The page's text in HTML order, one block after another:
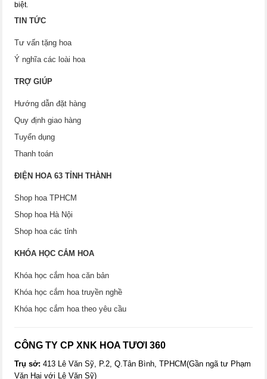
biệt.
TIN TỨC
Tư vấn tặng hoa
Ý nghĩa các loài hoa
TRỢ GIÚP
Hướng dẫn đặt hàng
Quy định giao hàng
Tuyển dụng
Thanh toán
ĐIỆN HOA 63 TỈNH THÀNH
Shop hoa TPHCM
Shop hoa Hà Nội
Shop hoa các tỉnh
KHÓA HỌC CẮM HOA
Khóa học cắm hoa căn bản
Khóa học cắm hoa truyền nghề
Khóa học cắm hoa theo yêu cầu
CÔNG TY CP XNK HOA TƯƠI 360
Trụ sở:413 Lê Văn Sỹ, P.2, Q.Tân Bình, TPHCM(Gần ngã tư Phạm
Văn Hai với Lê Văn Sỹ)